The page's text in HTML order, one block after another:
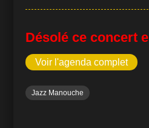
Pepper Swing, le swing et
des Landes, Pepper Swing
produisant dans les…
Désolé ce concert
Voir l'agenda complet
Jazz Manouche